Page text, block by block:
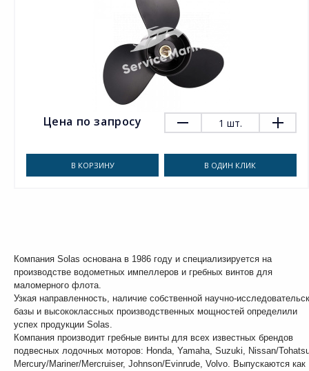
Цена по запросу 1 шт.
В КОРЗИНУ В ОДИН КЛИК
Компания Solas основана в 1986 году и специализируется на
производстве водометных импеллеров и гребных винтов для
маломерного флота.
Узкая направленность, наличие собственной научно-
базы и высококлассных производственных мощностей определили
успех продукции Solas.
Компания производит гребные винты для всех известных брендов
подвесных лодочных моторов: Honda, Yamaha, Suzuki, Nissan/
Mercury/Mariner/Mercruiser, Johnson/Evinrude, Volvo. Выпускаются как